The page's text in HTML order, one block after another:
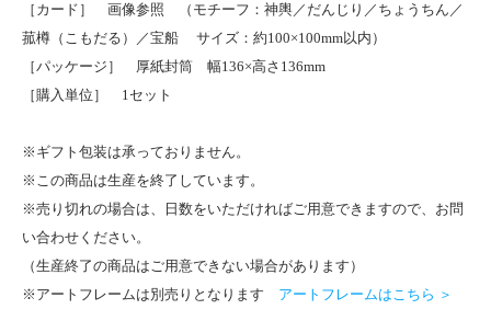
［カード］ 画像参照 （モチーフ：神輿／だんじり／ちょうちん／
菰樽（こもだる）／宝船 サイズ：約100×100mm以内）
［パッケージ］ 厚紙封筒 幅136×高さ136mm
［購入単位］ 1セット
※ギフト包装は承っておりません。
※この商品は生産を終了しています。
※売り切れの場合は、日数をいただければご用意できますので、お問
い合わせください。
（生産終了の商品はご用意できない場合があります）
※アートフレームは別売りとなります アートフレームはこちら ＞